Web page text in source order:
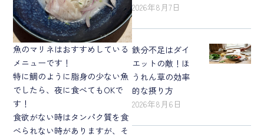
魚のマリネはおすすめしている
メニューです！
特に鯛のように脂身の少ない魚
でしたら、夜に食べてもOKで
す！
食欲がない時はタンパク質を食
べられない時がありますが、そ
2026年8月7日
鉄分不足はダイ
エットの敵！ほ
うれん草の効率
的な摂り方
2026年8月6日